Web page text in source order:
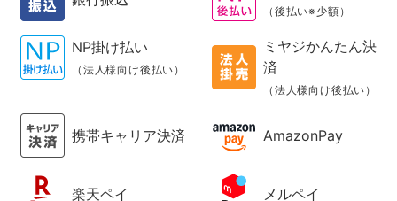
（後払い※少額）
NP掛け払い
（法人様向け後払い）
ミヤジかんたん決
済
（法人様向け後払い）
携帯キャリア決済 AmazonPay
楽天ペイ メルペイ